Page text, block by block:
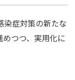
染症対策の新たな
つつ、実用化に